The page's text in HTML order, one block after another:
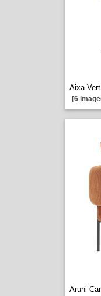
Aixa
[6
Aruni